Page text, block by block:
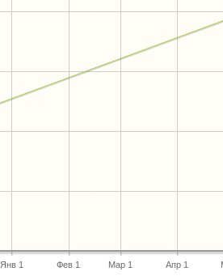
Янв 1 Фев 1 Мар 1 Апр 1